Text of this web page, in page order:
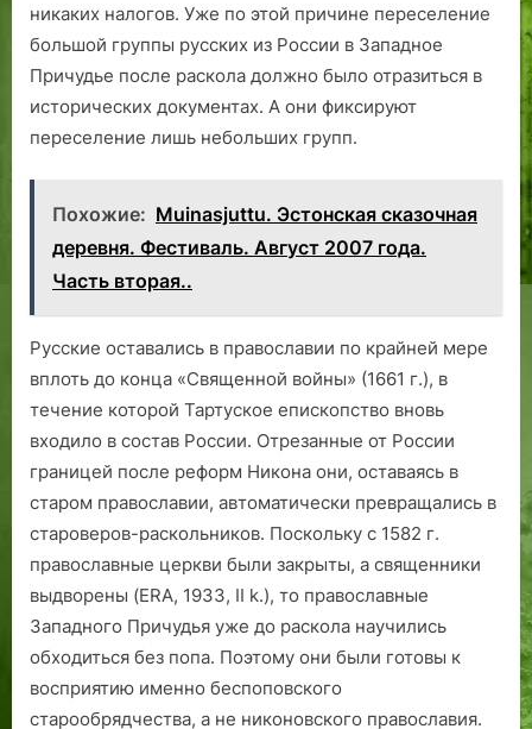
никаких налогов. Уже по этой причине переселение
большой группы русских из России в Западное
Причудье после раскола должно было отразиться в
исторических документах. А они фиксируют
переселение лишь небольших групп.
Похожие: Muinasjuttu. Эстонская сказочная
деревня. Фестиваль. Август 2007 года.
Часть вторая..
Русские оставались в православии по крайней мере
вплоть до конца «Священной войны» (1661 г.), в
течение которой Тартуское епископство вновь
входило в состав России. Отрезанные от России
границей после реформ Никона они, оставаясь в
старом православии, автоматически превращались в
староверов-раскольников. Поскольку с 1582 г.
православные церкви были закрыты, а священники
выдворены (ERA, 1933, II k.), то православные
Западного Причудья уже до раскола научились
обходиться без попа. Поэтому они были готовы к
восприятию именно беспоповского
старообрядчества, а не никоновского православия.